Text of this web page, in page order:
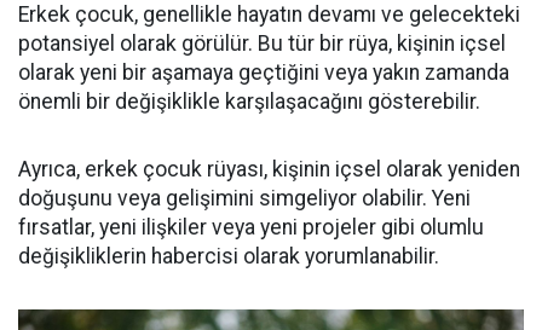
Erkek çocuk, genellikle hayatın devamı ve gelecekteki
potansiyel olarak görülür. Bu tür bir rüya, kişinin içsel
olarak yeni bir aşamaya geçtiğini veya yakın zamanda
önemli bir değişiklikle karşılaşacağını gösterebilir.
Ayrıca, erkek çocuk rüyası, kişinin içsel olarak yeniden
doğuşunu veya gelişimini simgeliyor olabilir. Yeni
fırsatlar, yeni ilişkiler veya yeni projeler gibi olumlu
değişikliklerin habercisi olarak yorumlanabilir.